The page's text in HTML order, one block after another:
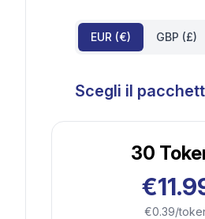
EUR (€) GBP (£)
Scegli il
30
€0.39/